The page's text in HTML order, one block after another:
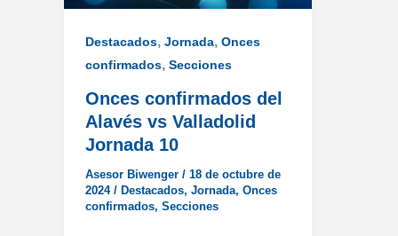
Destacados, Jornada, Onces
confirmados, Secciones
Onces confirmados del
Alavés vs Valladolid
Jornada 10
Asesor Biwenger / 18 de octubre de
2024 / Destacados, Jornada, Onces
confirmados, Secciones